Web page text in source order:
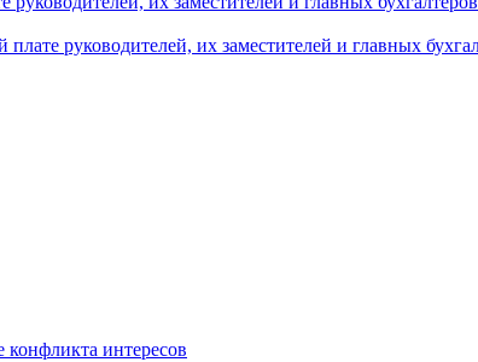
плате руководителей, их заместителей и главных
интересов